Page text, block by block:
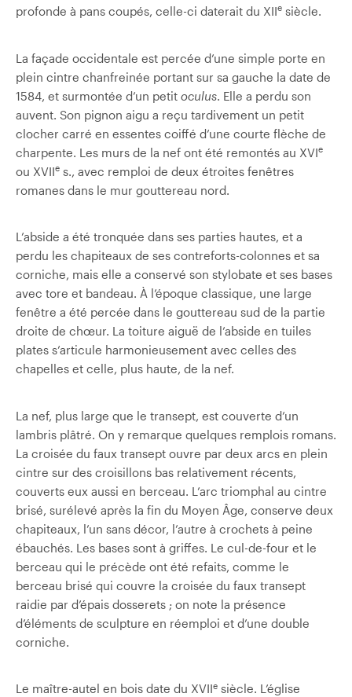
profonde à pans coupés, celle-ci daterait du XIIe siècle.
La façade occidentale est percée d’une simple porte en
plein cintre chanfreinée portant sur sa gauche la date de
1584, et surmontée d’un petit oculus . Elle a perdu son
auvent. Son pignon aigu a reçu tardivement un petit
clocher carré en essentes coiffé d’une courte flèche de
charpente. Les murs de la nef ont été remontés au XVIe
ou XVIIe s., avec remploi de deux étroites fenêtres
romanes dans le mur gouttereau nord.
L’abside a été tronquée dans ses parties hautes, et a
perdu les chapiteaux de ses contreforts-colonnes et sa
corniche, mais elle a conservé son stylobate et ses bases
avec tore et bandeau. À l’époque classique, une large
fenêtre a été percée dans le gouttereau sud de la partie
droite de chœur. La toiture aiguë de l’abside en tuiles
plates s’articule harmonieusement avec celles des
chapelles et celle, plus haute, de la nef.
La nef, plus large que le transept, est couverte d’un
lambris plâtré. On y remarque quelques remplois romans.
La croisée du faux transept ouvre par deux arcs en plein
cintre sur des croisillons bas relativement récents,
couverts eux aussi en berceau. L’arc triomphal au cintre
brisé, surélevé après la fin du Moyen Âge, conserve deux
chapiteaux, l’un sans décor, l’autre à crochets à peine
ébauchés. Les bases sont à griffes. Le cul-de-four et le
berceau qui le précède ont été refaits, comme le
berceau brisé qui couvre la croisée du faux transept
raidie par d’épais dosserets ; on note la présence
d’éléments de sculpture en réemploi et d’une double
corniche.
Le maître-autel en bois date du XVIIe siècle. L’église